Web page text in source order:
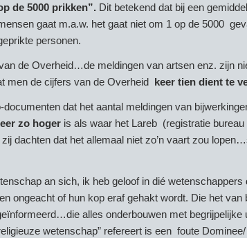
de 5000 prikken”. Dit betekend dat bij een
gaat m.a.w. het gaat niet om 1 op de 5000
personen.
de Overheid…de meldingen van artsen enz. zijn
men de cijfers van de Overheid keer tien dient te
dat het aantal meldingen van
zo hoger is als waar het Lareb (registratie bureau
dachten dat het allemaal niet zo’n vaart zou
an sich, ik heb geloof in dié wetenschappers
ongeacht of hun kop eraf gehakt wordt. Die het van
alles onderbouwen met begrijpelijke
wetenschap” refereert is een foute